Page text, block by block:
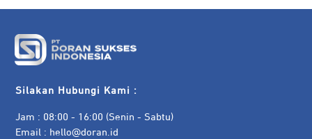
Silakan Hubungi Kami :
Jam : 08:00 - 16:00 (Senin - Sabtu)
Email : hello@doran.id